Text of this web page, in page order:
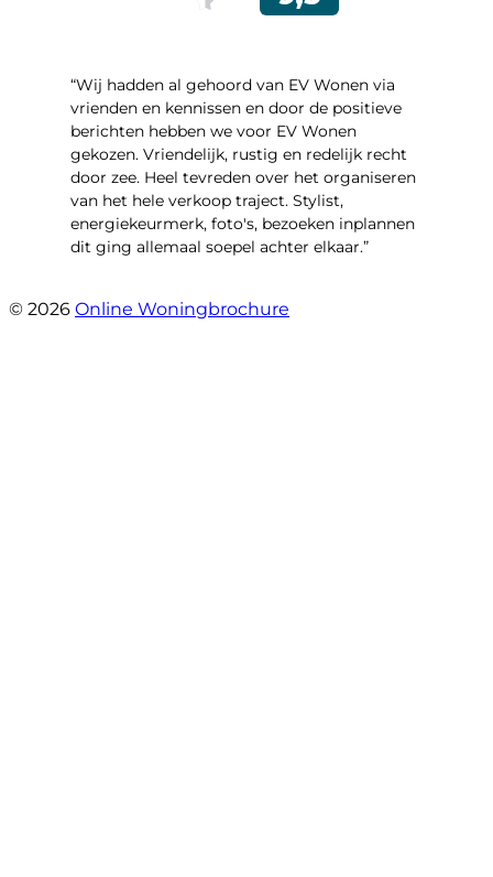
“Wij hadden al gehoord van EV Wonen via
vrienden en kennissen en door de positieve
berichten hebben we voor EV Wonen
gekozen. Vriendelijk, rustig en redelijk recht
door zee. Heel tevreden over het organiseren
van het hele verkoop traject. Stylist,
energiekeurmerk, foto's, bezoeken inplannen
dit ging allemaal soepel achter elkaar.”
© 2026 Online Woningbrochure